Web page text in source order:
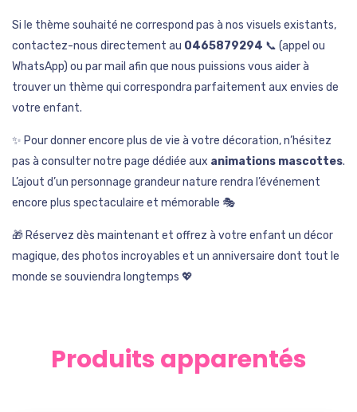
Si le thème souhaité ne correspond pas à nos visuels existants,
contactez-nous directement au 0465879294 📞 (appel ou
WhatsApp) ou par mail afin que nous puissions vous aider à
trouver un thème qui correspondra parfaitement aux envies de
votre enfant.
✨ Pour donner encore plus de vie à votre décoration, n’hésitez
pas à consulter notre page dédiée aux animations mascottes.
L’ajout d’un personnage grandeur nature rendra l’événement
encore plus spectaculaire et mémorable 🎭
🎁 Réservez dès maintenant et offrez à votre enfant un décor
magique, des photos incroyables et un anniversaire dont tout le
monde se souviendra longtemps 💖
Produits apparentés